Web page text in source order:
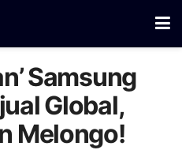
Samsung
Global,
Melongo!